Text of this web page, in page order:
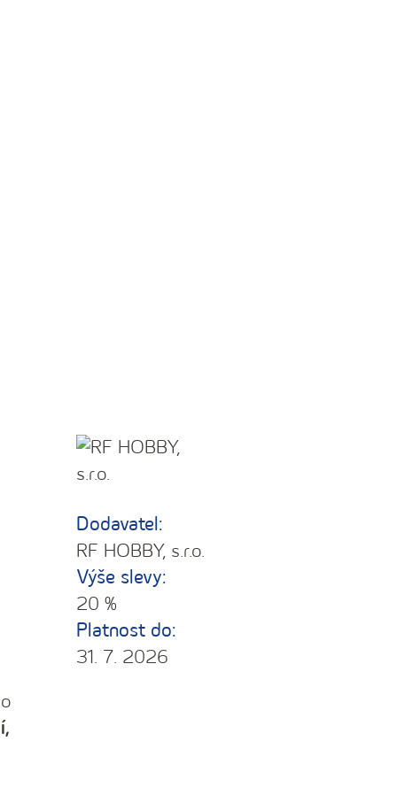
Dodavatel:
RF HOBBY, s.r.o.
Výše slevy:
20 %
Platnost do:
31. 7. 2026